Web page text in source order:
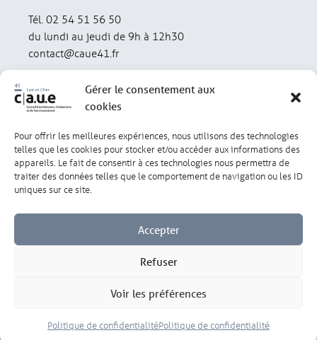
Gérer le consentement aux
cookies
Pour offrir les meilleures expériences, nous utilisons des technologies
telles que les cookies pour stocker et/ou accéder aux informations des
appareils. Le fait de consentir à ces technologies nous permettra de
traiter des données telles que le comportement de navigation ou les ID
uniques sur ce site.
Accepter
Refuser
Voir les préférences
Politique de confidentialitéPolitique de confidentialité
Tél. 02 54 51 56 50
du lundi au jeudi de 9h à 12h30
contact@caue41.fr
Mentions légales Politique de confidentialité
Lexique Réalisation : olivgraphic.com